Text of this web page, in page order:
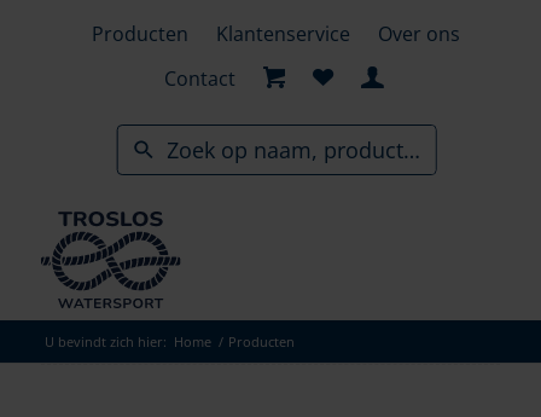
Producten Klantenservice
Over ons
Contact
U bevindt zich hier: Home / Producten